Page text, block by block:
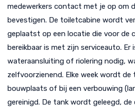
medewerkers contact met je op om
bevestigen. De toiletcabine wordt
geplaatst op een locatie die voor de
bereikbaar is met zijn serviceauto. Er
wateraansluiting of riolering nodig,
zelfvoorzienend. Elke week wordt de
bouwplaats of bij een verbouwing
gereinigd. De tank wordt geleegd,